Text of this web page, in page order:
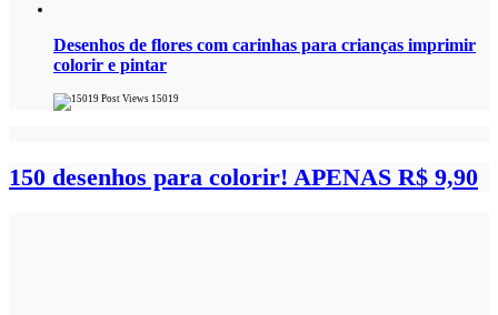
Desenhos de flores com carinhas para crianças imprimir
colorir e pintar
15019
150 desenhos para colorir! APENAS R$ 9,90